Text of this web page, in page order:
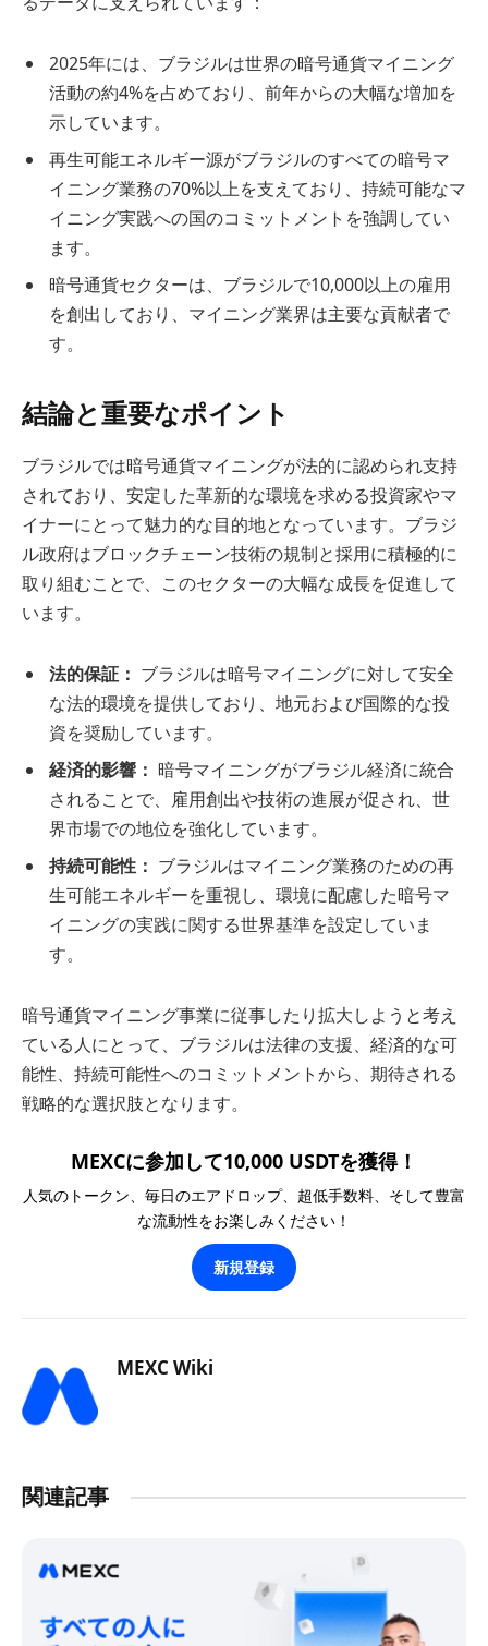
2025年には、ブラジルは世界の暗号通貨マイニング
活動の約4%を占めており、前年からの大幅な増加を
示しています。
再生可能エネルギー源がブラジルのすべての暗号マ
イニング業務の70%以上を支えており、持続可能なマ
イニング実践への国のコミットメントを強調してい
ます。
暗号通貨セクターは、ブラジルで10,000以上の雇用
を創出しており、マイニング業界は主要な貢献者で
す。
結論と重要なポイント
ブラジルでは暗号通貨マイニングが法的に認められ支持
されており、安定した革新的な環境を求める投資家やマ
イナーにとって魅力的な目的地となっています。ブラジ
ル政府はブロックチェーン技術の規制と採用に積極的に
取り組むことで、このセクターの大幅な成長を促進して
います。
法的保証： ブラジルは暗号マイニングに対して安全
な法的環境を提供しており、地元および国際的な投
資を奨励しています。
経済的影響： 暗号マイニングがブラジル経済に統合
されることで、雇用創出や技術の進展が促され、世
界市場での地位を強化しています。
持続可能性： ブラジルはマイニング業務のための再
生可能エネルギーを重視し、環境に配慮した暗号マ
イニングの実践に関する世界基準を設定していま
す。
暗号通貨マイニング事業に従事したり拡大しようと考え
ている人にとって、ブラジルは法律の支援、経済的な可
能性、持続可能性へのコミットメントから、期待される
戦略的な選択肢となります。
MEXCに参加して10,000 USDTを獲得！
人気のトークン、毎日のエアドロップ、超低手数料、そして豊富
な流動性をお楽しみください！
新規登録
MEXC Wiki
関連記事